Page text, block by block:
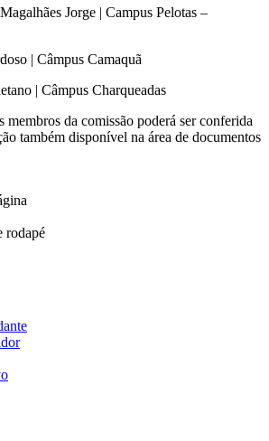
Jorge | Campus Pelotas –
| Câmpus Camaquã
| Câmpus Charqueadas
membros da comissão poderá ser conferida
também disponível na área de documentos
rodapé